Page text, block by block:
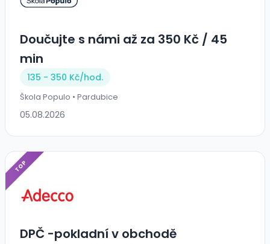
Doučujte s námi až za 350 Kč / 45
min
135 - 350 Kč/hod.
Škola Populo • Pardubice
05.08.2026
TOP
DPČ -pokladní v obchodě